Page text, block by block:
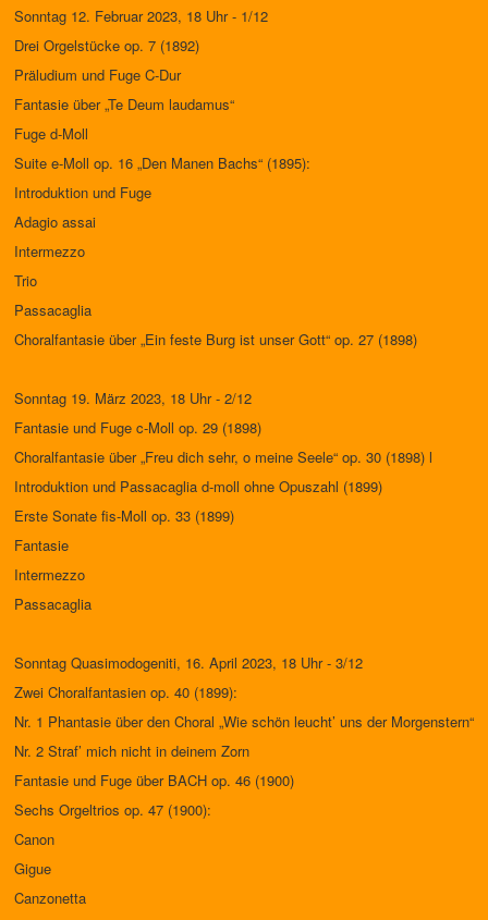
Sonntag 12. Februar 2023, 18 Uhr - 1/12
Drei Orgelstücke op. 7 (1892)
Präludium und Fuge C-Dur
Fantasie über „Te Deum laudamus“
Fuge d-Moll
Suite e-Moll op. 16 „Den Manen Bachs“ (1895):
Introduktion und Fuge
Adagio assai
Intermezzo
Trio
Passacaglia
Choralfantasie über „Ein feste Burg ist unser Gott“ op. 27 (1898)
Sonntag 19. März 2023, 18 Uhr - 2/12
Fantasie und Fuge c-Moll op. 29 (1898)
Choralfantasie über „Freu dich sehr, o meine Seele“ op. 30 (1898) l
Introduktion und Passacaglia d-moll ohne Opuszahl (1899)
Erste Sonate fis-Moll op. 33 (1899)
Fantasie
Intermezzo
Passacaglia
Sonntag Quasimodogeniti, 16. April 2023, 18 Uhr - 3/12
Zwei Choralfantasien op. 40 (1899):
Nr. 1 Phantasie über den Choral „Wie schön leucht’ uns der Morgenstern“
Nr. 2 Straf’ mich nicht in deinem Zorn
Fantasie und Fuge über BACH op. 46 (1900)
Sechs Orgeltrios op. 47 (1900):
Canon
Gigue
Canzonetta